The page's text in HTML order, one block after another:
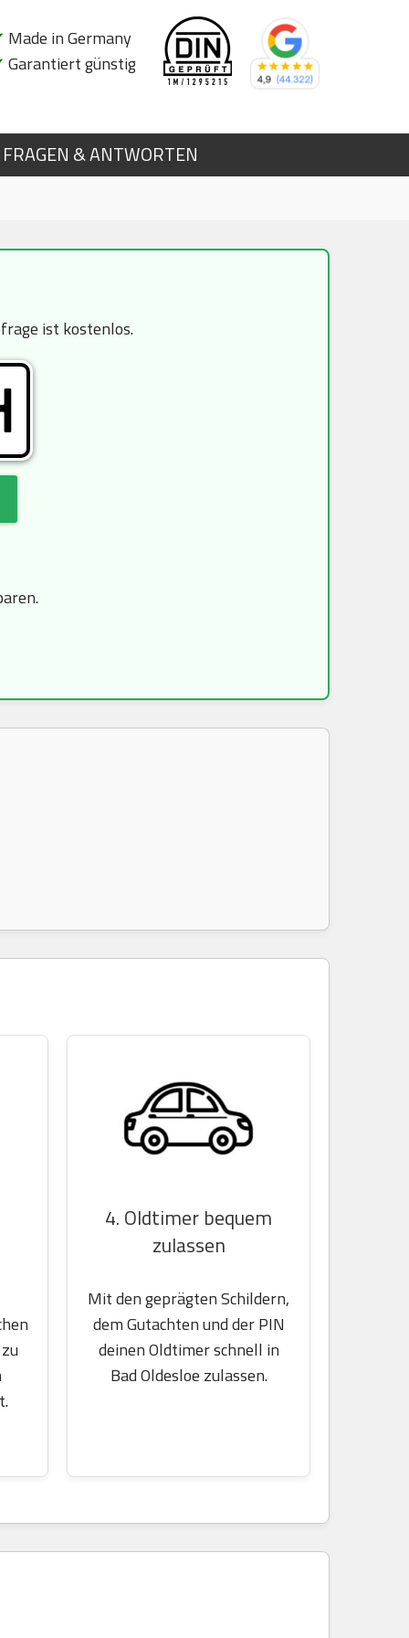
Made in Germany
Garantiert günstig
FRAGEN & ANTWORTEN
ist kostenlos.
4. Oldtimer bequem
zulassen
Mit den geprägten Schildern,
dem Gutachten und der PIN
deinen Oldtimer schnell in
Bad Oldesloe zulassen.